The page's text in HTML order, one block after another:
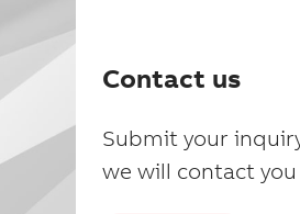
Contact us
Submit your
we will contact you